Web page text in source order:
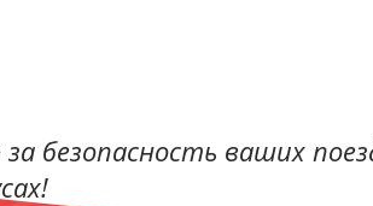
безопасность ваших